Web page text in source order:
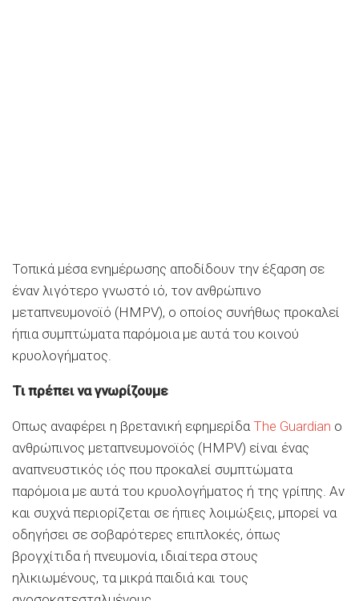
Τοπικά μέσα ενημέρωσης αποδίδουν την έξαρση σε
έναν λιγότερο γνωστό ιό, τον ανθρώπινο
μεταπνευμονοϊό (HMPV), ο οποίος συνήθως προκαλεί
ήπια συμπτώματα παρόμοια με αυτά του κοινού
κρυολογήματος.
Τι πρέπει να γνωρίζουμε
Οπως αναφέρει η βρετανική εφημερίδα The Guardian ο
ανθρώπινος μεταπνευμονοϊός (HMPV) είναι ένας
αναπνευστικός ιός που προκαλεί συμπτώματα
παρόμοια με αυτά του κρυολογήματος ή της γρίπης. Αν
και συχνά περιορίζεται σε ήπιες λοιμώξεις, μπορεί να
οδηγήσει σε σοβαρότερες επιπλοκές, όπως
βρογχίτιδα ή πνευμονία, ιδιαίτερα στους
ηλικιωμένους, τα μικρά παιδιά και τους